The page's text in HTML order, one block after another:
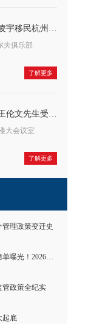
深耕财富配置｜凌宇移民杭州公司&宁波银行联合举办高端财富沙龙，共探A股大势与全球身份布局新机遇
夫俱乐部
了解更多
凌宇移民董事长王伦文先生受邀出席申浩法商融合论坛，深度解读 CRS 与税务合规新趋势
大会议室
了解更多
理政策变迁史
全球20位顶级富豪榜单曝光！2026世界财富格局彻底洗牌
管政策全纪实
起底